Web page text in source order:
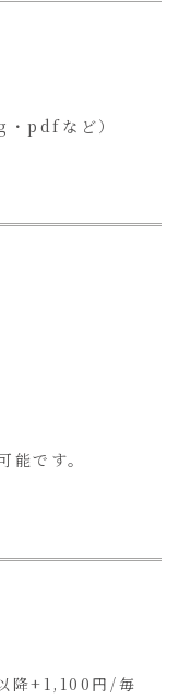
pdfなど）
能です。
降+1,100円/毎